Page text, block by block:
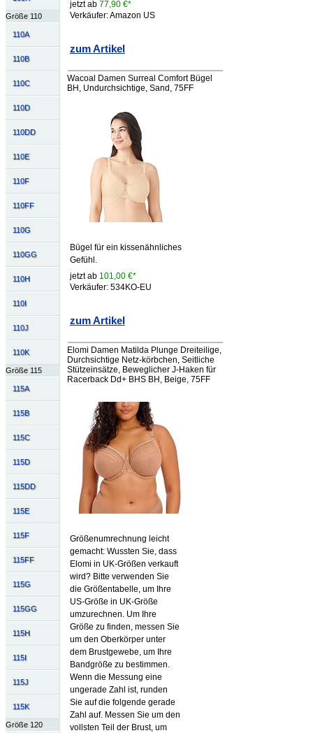
Größe 110
110A
110B
110C
110D
110DD
110E
110F
110FF
110G
110GG
110H
110I
110J
110K
Größe 115
115A
115B
115C
115D
115DD
115E
115F
115FF
115G
115GG
115H
115I
115J
115K
Größe 120
jetzt ab 77,90 €*
Verkäufer: Amazon US
zum Artikel
Wacoal Damen Surreal Comfort Bügel
BH, Undurchsichtige, Sand, 75FF
Bügel für ein kissenähnliches
Gefühl.
jetzt ab 101,00 €*
Verkäufer: 534KO-EU
zum Artikel
Elomi Damen Matilda Plunge Dreiteilige,
Durchsichtige Netz-körbchen, Seitliche
Stützeinsätze, Beweglicher J-Haken für
Racerback Dd+ BHS BH, Beige, 75FF
Größenumrechnung leicht
gemacht: Wussten Sie, dass
Elomi in UK-Größen verkauft
wird? Bitte verwenden Sie
die Größentabelle, um Ihre
US-Größe in UK-Größe
umzurechnen. Um Ihre
Größe zu finden, messen Sie
um den Oberkörper unter
dem Brustgewebe, um Ihre
Bandgröße zu bestimmen.
Wenn die Messung eine
ungerade Zahl ist, runden
Sie auf die folgende gerade
Zahl auf. Messen Sie um den
vollsten Teil der Brust, um